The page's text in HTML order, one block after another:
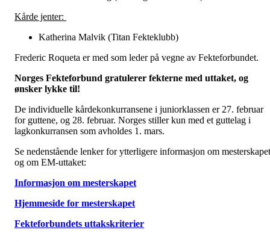
Kårde jenter:
Katherina Malvik (Titan Fekteklubb)
Frederic Roqueta er med som leder på vegne av Fekteforbundet.
Norges Fekteforbund gratulerer fekterne med uttaket, og
ønsker lykke til!
De individuelle kårdekonkurransene i juniorklassen er 27. februar
for guttene, og 28. februar. Norges stiller kun med et guttelag i
lagkonkurransen som avholdes 1. mars.
Se nedenstående lenker for ytterligere informasjon om mesterskapet
og om EM-uttaket:
Informasjon om mesterskapet
Hjemmeside for mesterskapet
Fekteforbundets uttakskriterier